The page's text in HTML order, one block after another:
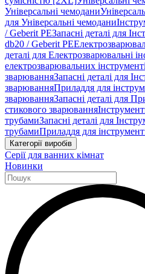
Універсальні чемодани
для Універсальні чемодани
/ Geberit PEЗапасні деталі для
db20 / Geberit PE
деталі для Електрозварювальні
електрозварювальних
зварюванняЗапасні деталі для
зварюванняПриладдя для
зварюванняЗапасні деталі для
стикового зварювання
трубамиЗапасні деталі для
трубамиПриладдя для
Категорії виробів
Серії для ванних кімнат
Новинки